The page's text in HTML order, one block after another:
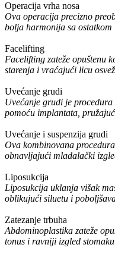
Operacija vrha nosa
Ova operacija precizno
bolja harmonija sa ostatkom
Facelifting
Facelifting zateže opuštenu
starenja i vraćajući licu
Uvećanje grudi
Uvećanje grudi je
pomoću implantata,
Uvećanje i suspenzija grudi
Ova kombinovana
obnavljajući mladalački
Liposukcija
Liposukcija uklanja višak
oblikujući siluetu i
Zatezanje trbuha
Abdominoplastika zateže
tonus i ravniji izgled